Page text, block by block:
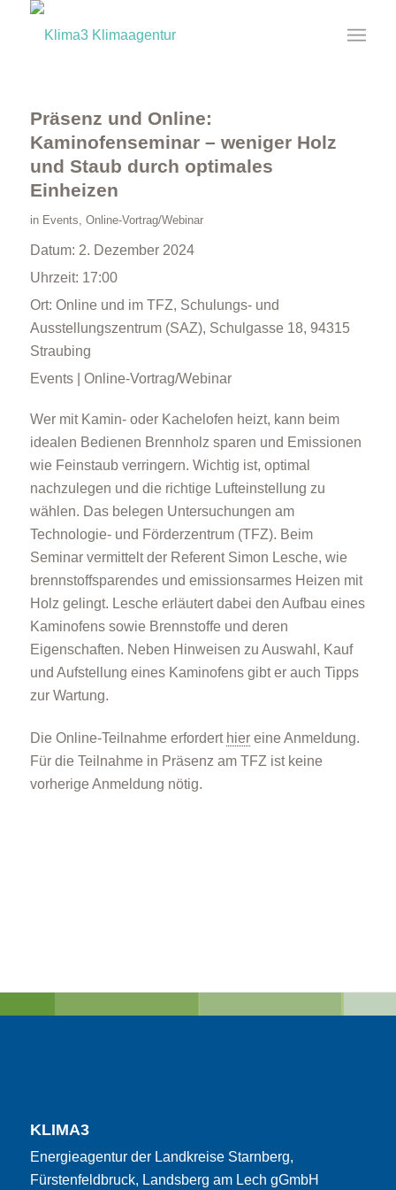
Präsenz und Online:
Kaminofenseminar – weniger Holz
und Staub durch optimales
Einheizen
in Events, Online-Vortrag/Webinar
Datum: 2. Dezember 2024
Uhrzeit: 17:00
Ort: Online und im TFZ, Schulungs- und
Ausstellungszentrum (SAZ), Schulgasse 18, 94315
Straubing
Events | Online-Vortrag/Webinar
Wer mit Kamin- oder Kachelofen heizt, kann beim
idealen Bedienen Brennholz sparen und Emissionen
wie Feinstaub verringern. Wichtig ist, optimal
nachzulegen und die richtige Lufteinstellung zu
wählen. Das belegen Untersuchungen am
Technologie- und Förderzentrum (TFZ). Beim
Seminar vermittelt der Referent Simon Lesche, wie
brennstoffsparendes und emissionsarmes Heizen mit
Holz gelingt. Lesche erläutert dabei den Aufbau eines
Kaminofens sowie Brennstoffe und deren
Eigenschaften. Neben Hinweisen zu Auswahl, Kauf
und Aufstellung eines Kaminofens gibt er auch Tipps
zur Wartung.
Die Online-Teilnahme erfordert hiereine Anmeldung.
Für die Teilnahme in Präsenz am TFZ ist keine
vorherige Anmeldung nötig.
KLIMA3
Energieagentur der Landkreise Starnberg,
Fürstenfeldbruck, Landsberg am Lech gGmbH